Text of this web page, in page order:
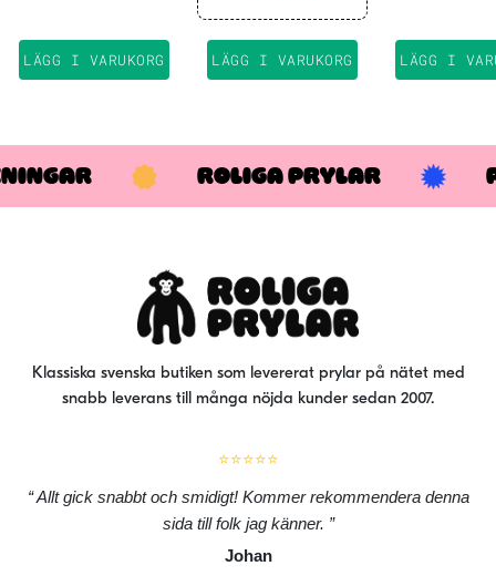
LÄGG I VARUKORG LÄGG I VARUKORG LÄGG I
ROLIGA PRYLAR
Klassiska svenska butiken som levererat prylar på nätet med
snabb leverans till många nöjda kunder sedan 2007.
⭐⭐⭐⭐⭐
Allt gick snabbt och smidigt! Kommer rekommendera denna
sida till folk jag känner.
Johan